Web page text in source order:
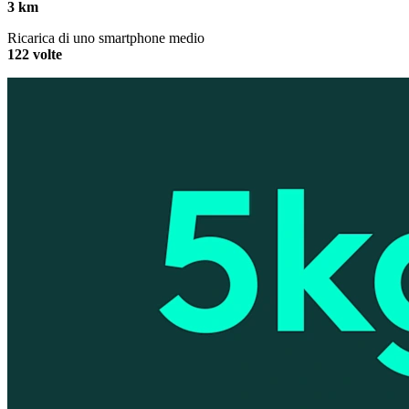
3 km
Ricarica di uno smartphone medio
122 volte